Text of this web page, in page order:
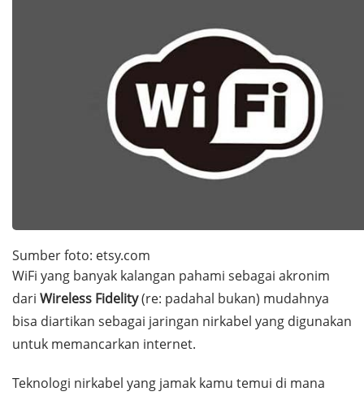
Sumber foto: etsy.com
WiFi yang banyak kalangan pahami sebagai akronim
dari Wireless Fidelity(re: padahal bukan) mudahnya
bisa diartikan sebagai jaringan nirkabel yang digunakan
untuk memancarkan internet.
Teknologi nirkabel yang jamak kamu temui di mana